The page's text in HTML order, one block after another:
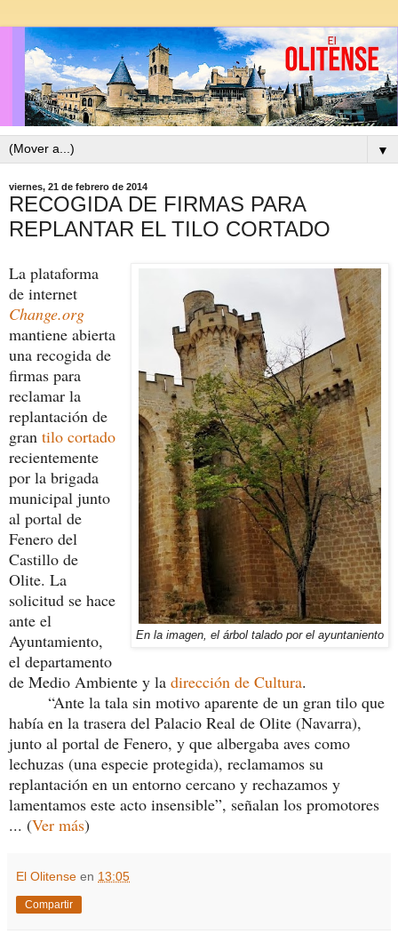
▼
viernes, 21 de febrero de 2014
RECOGIDA DE FIRMAS PARA
REPLANTAR EL TILO CORTADO
En la imagen, el árbol talado por el ayuntaniento
La plataforma
de internet
Change.org
mantiene abierta
una recogida de
firmas para
reclamar la
replantación de
gran tilo cortado
recientemente
por la brigada
municipal junto
al portal de
Fenero del
Castillo de
Olite. La
solicitud se hace
ante el
Ayuntamiento,
el departamento
de Medio Ambiente y la dirección de Cultura.
“Ante la tala sin motivo aparente de un gran tilo que
había en la trasera del Palacio Real de Olite (Navarra),
junto al portal de Fenero, y que albergaba aves como
lechuzas (una especie protegida), reclamamos su
replantación en un entorno cercano y rechazamos y
lamentamos este acto insensible”, señalan los promotores
... (Ver más)
El Olitense en 13:05
Compartir